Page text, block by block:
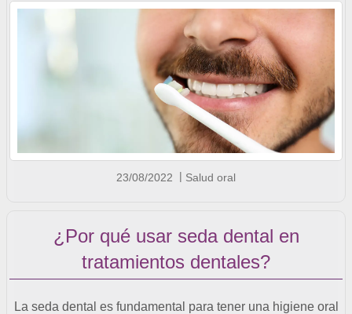
23/08/2022 Salud oral
¿Por qué usar seda dental en
tratamientos dentales?
La seda dental es fundamental para tener una higiene oral